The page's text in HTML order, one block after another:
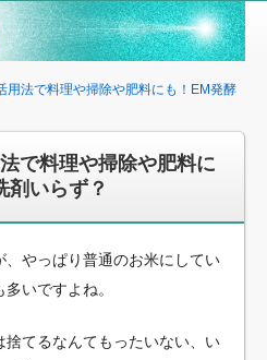
用法で料理や掃除や肥料にも！EM発酵
で料理や掃除や肥料に
剤いらず？
やっぱり普通のお米にしてい
いですよね。
捨てるなんてもったいない、い